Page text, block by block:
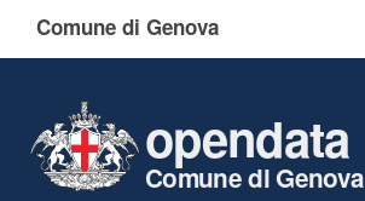
Comune di Genova
opendata
Comune di Genova